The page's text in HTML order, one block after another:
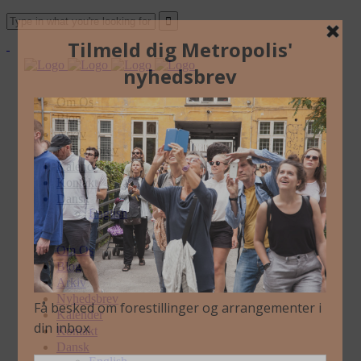
Om Os
Blog
Arkiv
Nyhedsbrev
Kalender
Kontakt
Dansk
English
Om Os
Blog
Arkiv
Nyhedsbrev
Kalender
Kontakt
Dansk